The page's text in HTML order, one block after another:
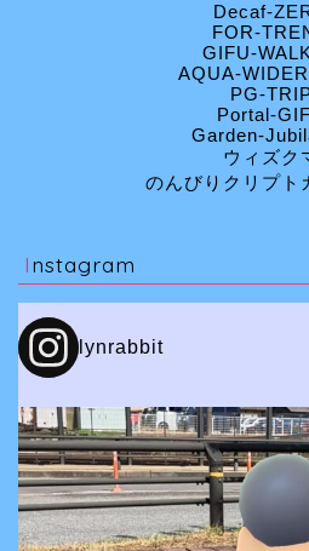
Decaf-
FOR-
GIFU-
AQUA-
PG-
Portal-
Garden-
ウィズク
のんびりクリプト
Instagram
lynrabbit